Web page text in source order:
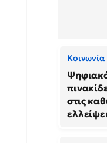
Κοινωνία
στις